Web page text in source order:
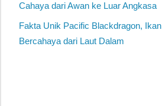
Cahaya dari Awan ke Luar Angkasa
Fakta Unik Pacific Blackdragon, Ikan
Bercahaya dari Laut Dalam